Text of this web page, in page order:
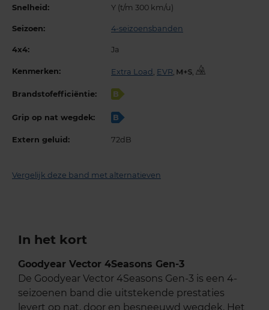
Snelheid: Y (t/m 300 km/u)
Seizoen: 4-seizoensbanden
4x4: Ja
Kenmerken: Extra Load , EVR, ,
Brandstofefficiëntie: B
Grip op nat wegdek: B
Extern geluid: 72dB
Vergelijk deze band met alternatieven
In het kort
Goodyear Vector 4Seasons Gen-3
De Goodyear Vector 4Seasons Gen-3 is een 4-
seizoenen band die uitstekende prestaties
levert op nat, door en besneeuwd wegdek. Het